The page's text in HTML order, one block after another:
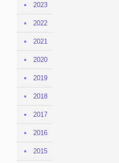
2023
2022
2021
2020
2019
2018
2017
2016
2015